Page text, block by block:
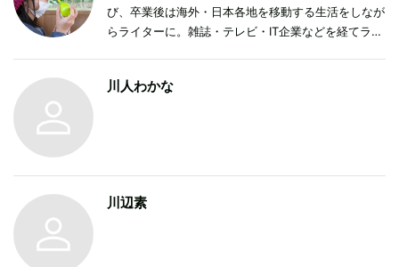
び、卒業後は海外・日本各地を移動する生活をしなが
らライターに。雑誌・テレビ・IT企業などを経てライ
タビュー・関連記事の取材・執筆・公演パンフレット
川人わかな
川辺素